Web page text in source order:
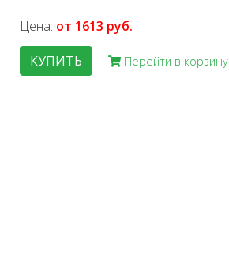
Цена: от 1613 руб.
КУПИТЬ
Перейти в корзину